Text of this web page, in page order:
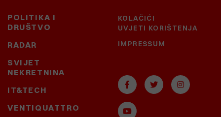
POLITIKA I
DRUŠTVO
RADAR
SVIJET
NEKRETNINA
IT&TECH
VENTIQUATTRO
KOLAČIĆI
UVJETI KORIŠTENJA
IMPRESSUM